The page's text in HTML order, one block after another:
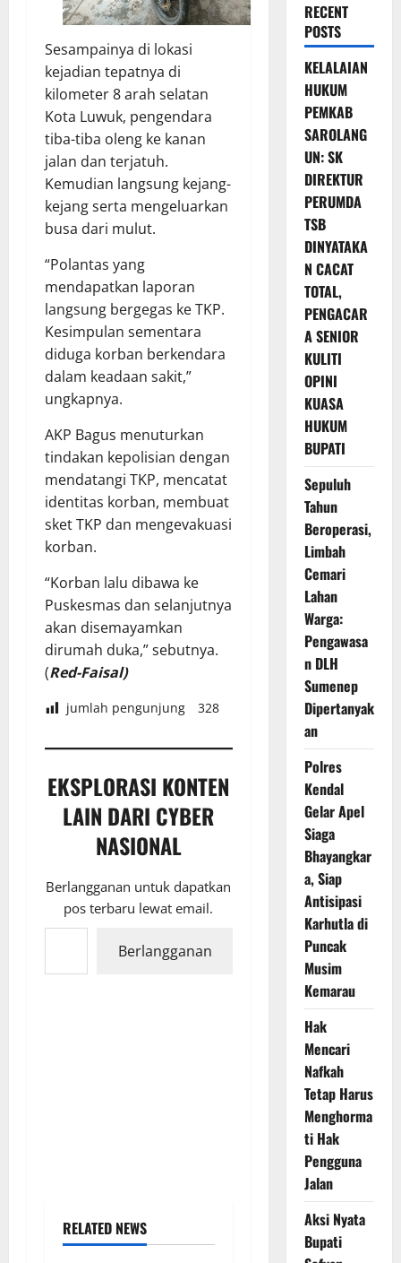
Sesampainya di lokasi
kejadian tepatnya di
kilometer 8 arah selatan
Kota Luwuk, pengendara
tiba-tiba oleng ke kanan
jalan dan terjatuh.
Kemudian langsung kejang-
kejang serta mengeluarkan
busa dari mulut.
“Polantas yang
mendapatkan laporan
langsung bergegas ke TKP.
Kesimpulan sementara
diduga korban berkendara
dalam keadaan sakit,”
ungkapnya.
AKP Bagus menuturkan
tindakan kepolisian dengan
mendatangi TKP, mencatat
identitas korban, membuat
sket TKP dan mengevakuasi
korban.
“Korban lalu dibawa ke
Puskesmas dan selanjutnya
akan disemayamkan
dirumah duka,” sebutnya.
(Red-Faisal)
jumlah pengunjung 328
EKSPLORASI KONTEN
LAIN DARI CYBER
NASIONAL
Berlangganan untuk dapatkan
pos terbaru lewat email.
Ketikkan email Anda...
Berlangganan
RELATED NEWS
RECENT
POSTS
KELALAIAN
HUKUM
PEMKAB
SAROLANG
UN: SK
DIREKTUR
PERUMDA
TSB
DINYATAKA
N CACAT
TOTAL,
PENGACAR
A SENIOR
KULITI
OPINI
KUASA
HUKUM
BUPATI
Sepuluh
Tahun
Beroperasi,
Limbah
Cemari
Lahan
Warga:
Pengawasa
n DLH
Sumenep
Dipertanyak
an
Polres
Kendal
Gelar Apel
Siaga
Bhayangkar
a, Siap
Antisipasi
Karhutla di
Puncak
Musim
Kemarau
Hak
Mencari
Nafkah
Tetap Harus
Menghorma
ti Hak
Pengguna
Jalan
Aksi Nyata
Bupati